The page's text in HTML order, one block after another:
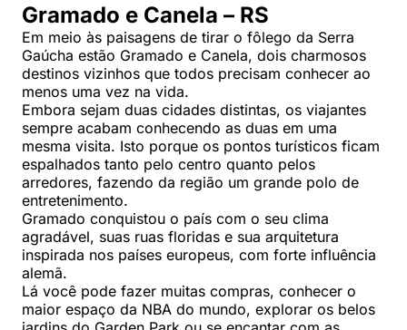
Gramado e Canela – RS
Em meio às paisagens de tirar o fôlego da Serra
Gaúcha estão Gramado e Canela, dois charmosos
destinos vizinhos que todos precisam conhecer ao
menos uma vez na vida.
Embora sejam duas cidades distintas, os viajantes
sempre acabam conhecendo as duas em uma
mesma visita. Isto porque os pontos turísticos ficam
espalhados tanto pelo centro quanto pelos
arredores, fazendo da região um grande polo de
entretenimento.
Gramado conquistou o país com o seu clima
agradável, suas ruas floridas e sua arquitetura
inspirada nos países europeus, com forte influência
alemã.
Lá você pode fazer muitas compras, conhecer o
maior espaço da NBA do mundo, explorar os belos